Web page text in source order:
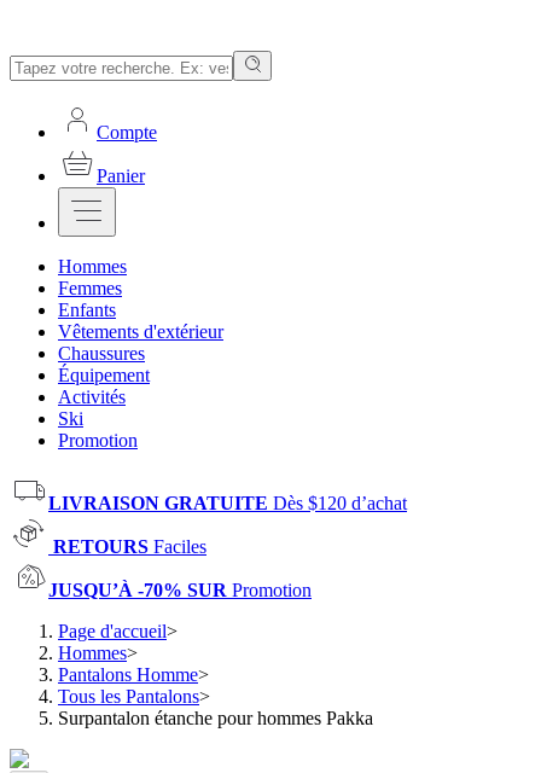
Compte
Panier
Hommes
Femmes
Enfants
Vêtements d'extérieur
Chaussures
Équipement
Activités
Ski
Promotion
LIVRAISON GRATUITE Dès $120 d’achat
RETOURS Faciles
JUSQU’À -70% SUR Promotion
Page d'accueil>
Hommes>
Pantalons Homme>
Tous les Pantalons>
Surpantalon étanche pour hommes Pakka